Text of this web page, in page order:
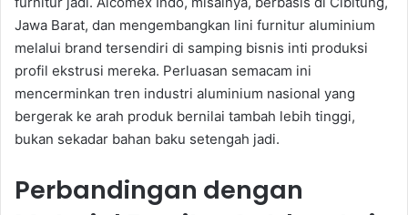
Jawa Barat, dan mengembangkan lini furnitur aluminium
melalui brand tersendiri di samping bisnis inti produksi
profil ekstrusi mereka. Perluasan semacam ini
mencerminkan tren industri aluminium nasional yang
bergerak ke arah produk bernilai tambah lebih tinggi,
bukan sekadar bahan baku setengah jadi.
Perbandingan dengan